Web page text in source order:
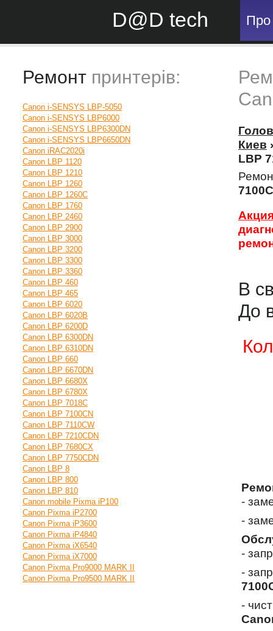
D@D tech Про
Ремонт принтерів:
Canon i-SENSYS LBP-5050
Canon i-SENSYS LBP6000
Canon i-SENSYS LBP6300DN
Canon i-SENSYS LBP6650DN
Canon iRAC2020i
Canon LBP 1120
Canon LBP 1210
Canon LBP 1260
Canon LBP 1260C
Canon LBP 1760
Canon LBP 2460
Canon LBP 2900
Canon LBP 3000
Canon LBP 3200
Canon LBP 3300
Canon LBP 3360
Canon LBP 460
Canon LBP 465
Canon LBP 6020
Canon LBP 6020B
Canon LBP 6200D
Canon LBP 6300DN
Canon LBP 6310DN
Canon LBP 660
Canon LBP 6670DN
Canon LBP 6680X
Canon LBP 6780X
Canon LBP 7018C
Canon LBP 7100CN
Canon LBP 7110CW
Canon LBP 7210CDN
Canon LBP 7680CX
Canon LBP 7750CDN
Canon LBP 8
Canon LBP 800
Canon LBP 810
Canon mobile Pixma iP100
Canon Pixma iP2700
Canon Pixma iP3600
Canon Pixma iP4840
Canon Pixma iX6540
Canon Pixma iX7000
Canon Pixma Pro9000 MARK II
Canon Pixma Pro9500 MARK II
Киев
LBP
В
До
-
-
-
-
-